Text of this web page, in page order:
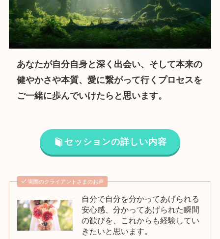
あなたが自分自身と深く出会い、そして本来の
健やかさや本質、愛に繋がって行くプロセスを
ご一緒に歩んでいけたらと思います。
セッションの詳しい内容
実際のクライアントさまのお声
自分で自分を分かってあげられる
安心感、分かってあげられた瞬間
の歓びを、これからも経験してい
きたいと思います。